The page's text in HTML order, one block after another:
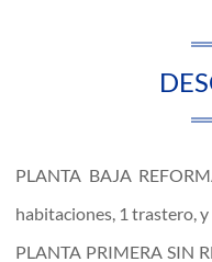
PLANTA BAJA
habitaciones, 1 trastero,
PLANTA PRIMERA SIN